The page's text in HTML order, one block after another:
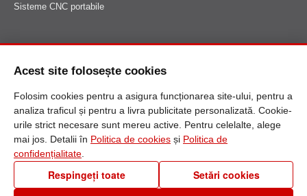
Sisteme CNC portabile
Acest site folosește cookies
Folosim cookies pentru a asigura funcționarea site-ului, pentru a
analiza traficul și pentru a livra publicitate personalizată. Cookie-
urile strict necesare sunt mereu active. Pentru celelalte, alege
mai jos. Detalii în Politica de cookies și Politica de
confidențialitate
Respingeți toate
Setări cookies